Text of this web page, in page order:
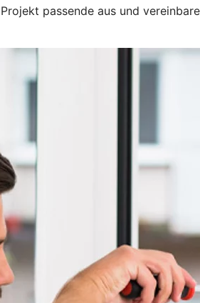
passende aus und